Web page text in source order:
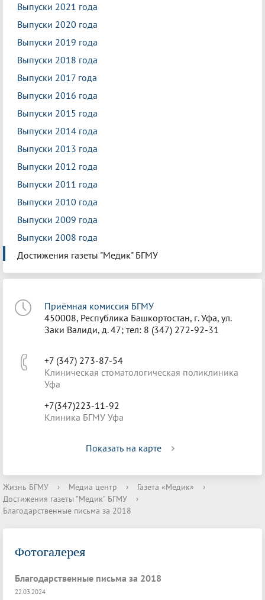
Выпуски 2021 года
Выпуски 2020 года
Выпуски 2019 года
Выпуски 2018 года
Выпуски 2017 года
Выпуски 2016 года
Выпуски 2015 года
Выпуски 2014 года
Выпуски 2013 года
Выпуски 2012 года
Выпуски 2011 года
Выпуски 2010 года
Выпуски 2009 года
Выпуски 2008 года
Достижения газеты "Медик" БГМУ
Приёмная комиссия БГМУ
450008, Республика Башкортостан, г. Уфа, ул.
Заки Валиди, д. 47; тел: 8 (347) 272-92-31
+7 (347) 273-87-54
Клиническая стоматологическая поликлиника
Уфа
+7(347)223-11-92
Клиника БГМУ Уфа
Показать на карте
Жизнь БГМУ › Медиа центр › Газета «Медик»
›
Достижения газеты "Медик" БГМУ
›
Благодарственные письма за 2018
Фотогалерея
Благодарственные письма за 2018
22.03.2024